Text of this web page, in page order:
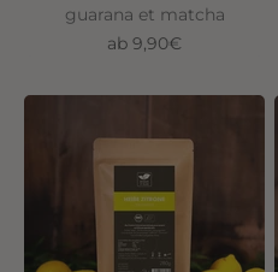
guarana et matcha
Angebot
ab 9,90€